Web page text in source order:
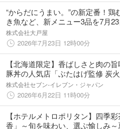
“からだにうまい。”の新定番！鶏
き魚など、新メニュー3品を7月
り販売開始。
株式会社大戸屋
2026年7月23日 12時00分
【北海道限定】香ばしさと肉の旨
豚丼の人気店「ぶたはげ監修 炭
がさらにおいしくなって登場！
株式会社セブン‐イレブン・ジャパン
2026年6月22日 11時00分
【ホテルメトロポリタン】四季
香」～旬を味わい、選ぶ愉しみ～